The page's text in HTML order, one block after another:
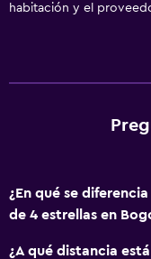
habitación y el
¿En qué se
de 4 estrellas en
¿A qué distancia